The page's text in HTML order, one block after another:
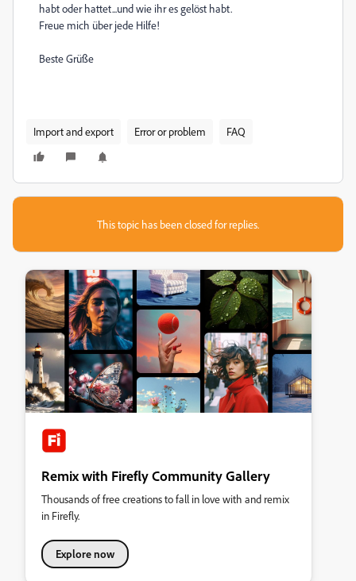
habt oder hattet...und wie ihr es gelöst habt.
Freue mich über jede Hilfe!
Beste Grüße
Import and export Error or problem FAQ
This topic has been closed for replies.
Remix with Firefly Community Gallery
Thousands of free creations to fall in love with and remix
in Firefly.
Explore now